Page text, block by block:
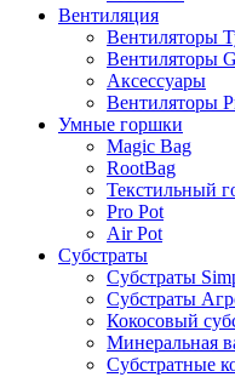
Вентиляция
Вентиляторы
Вентиляторы
Аксессуары
Вентиляторы
Умные горшки
Magic Bag
RootBag
Текстильный
Pro Pot
Air Pot
Субстраты
Субстраты
Субстраты
Кокосовый
Минеральная
Субстратные